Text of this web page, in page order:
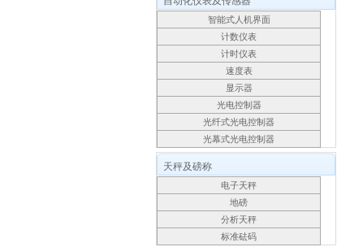
智能式人机界面
计数仪表
计时仪表
速度表
显示器
光电控制器
光纤式光电控制器
光幕式光电控制器
天秤及磅称
电子天秤
地磅
分析天秤
标准砝码